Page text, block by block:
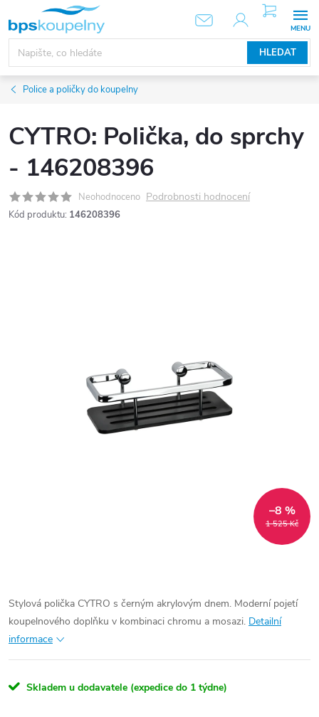
obsah
HLEDAT
NÁKUPNÍ
KOŠÍK
Police a poličky do koupelny
CYTRO: Polička, do sprchy
- 146208396
Neohodnoceno Podrobnosti hodnocení
Kód produktu: 146208396
1 525 Kč
–8 %
Stylová polička CYTRO s černým akrylovým dnem. Moderní pojetí
koupelnového doplňku v kombinaci chromu a mosazi. Detailní
informace
Skladem u dodavatele (expedice do 1 týdne)